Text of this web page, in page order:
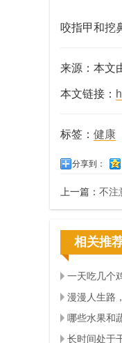
咬指甲和挖
来源：本文
本文链接：
标签： 健康
分享到：
上一篇： 不注
相关推
一天吃几个
漫漫人生路
哪些水果和
长时间处于